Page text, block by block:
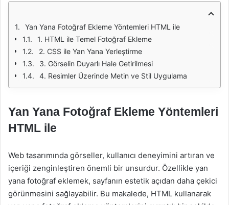
Yan Yana Fotoğraf Ekleme Yöntemleri HTML ile
1. HTML ile Temel Fotoğraf Ekleme
2. CSS ile Yan Yana Yerleştirme
3. Görselin Duyarlı Hale Getirilmesi
4. Resimler Üzerinde Metin ve Stil Uygulama
Yan Yana Fotoğraf Ekleme Yöntemleri
HTML ile
Web tasarımında görseller, kullanıcı deneyimini artıran ve
içeriği zenginleştiren önemli bir unsurdur. Özellikle yan
yana fotoğraf eklemek, sayfanın estetik açıdan daha çekici
görünmesini sağlayabilir. Bu makalede, HTML kullanarak